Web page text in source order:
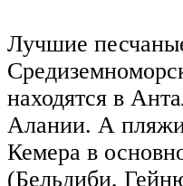
Лучшие
находятся в
Алании. А пляжи
Кемера в
(Бельдиби,